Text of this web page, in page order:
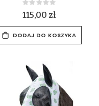
Rating:
0%
115,00 zł
DODAJ DO KOSZYKA